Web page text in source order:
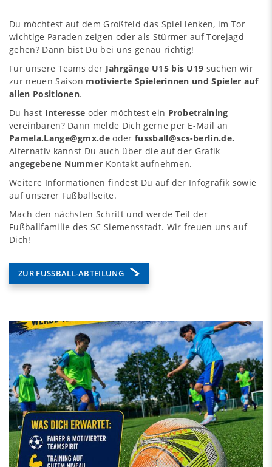
Du möchtest auf dem Großfeld das Spiel lenken, im Tor
wichtige Paraden zeigen oder als Stürmer auf Torejagd
gehen? Dann bist Du bei uns genau richtig!
Für unsere Teams der Jahrgänge U15 bis U19 suchen wir
zur neuen Saison motivierte Spielerinnen und Spieler auf
allen Positionen.
Du hast Interesse oder möchtest ein Probetraining
vereinbaren? Dann melde Dich gerne per E-Mail an
Pamela.Lange@gmx.de oderfussball@scs-berlin.de.
Alternativ kannst Du auch über die auf der Grafik
angegebene Nummer Kontakt aufnehmen.
Weitere Informationen findest Du auf der Infografik sowie
auf unserer Fußballseite.
Mach den nächsten Schritt und werde Teil der
Fußballfamilie des SC Siemensstadt. Wir freuen uns auf
Dich!
ZUR FUSSBALL-ABTEILUNG